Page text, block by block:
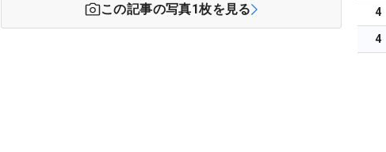
この記事の写真1枚を見る 4
4